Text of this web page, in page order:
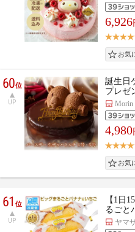
6,926
60位
UP
誕生日
プレゼ
Morin
4,980
61位
UP
【1日
るごと
ヤマ